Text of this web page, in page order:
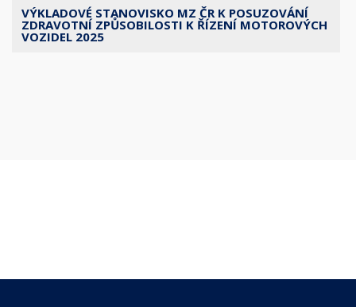
VÝKLADOVÉ STANOVISKO MZ ČR K POSUZOVÁNÍ
ZDRAVOTNÍ ZPŮSOBILOSTI K ŘÍZENÍ MOTOROVÝCH
VOZIDEL 2025